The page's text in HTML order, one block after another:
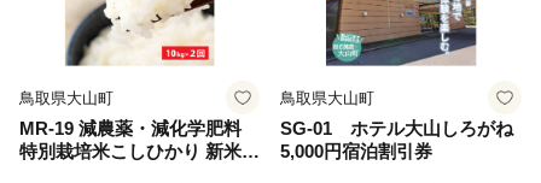
鳥取県大山町
MR-19 減農薬・減化学肥料
特別栽培米こしひかり 新米頒
鳥取県大山町
SG-01 ホテル大山しろがね
5,000円宿泊割引券